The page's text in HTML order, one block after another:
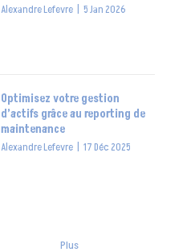
Alexandre Lefevre 5 Jan 2026
Optimisez votre gestion
d’actifs grâce au reporting de
maintenance
Alexandre Lefevre 17 Déc 2025
Plus